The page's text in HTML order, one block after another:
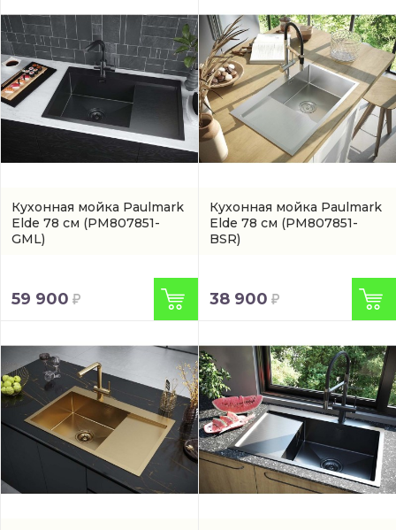
Кухонная мойка Paulmark
Elde 78 см (PM807851-
GML)
59 900
Кухонная мойка Paulmark
Elde 78 см (PM807851-
BSR)
38 900